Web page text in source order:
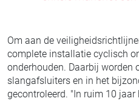
Om aan de
complete installatie cyclisch
onderhouden. Daarbij worden
slangafsluiters en in het
gecontroleerd. "In ruim 10